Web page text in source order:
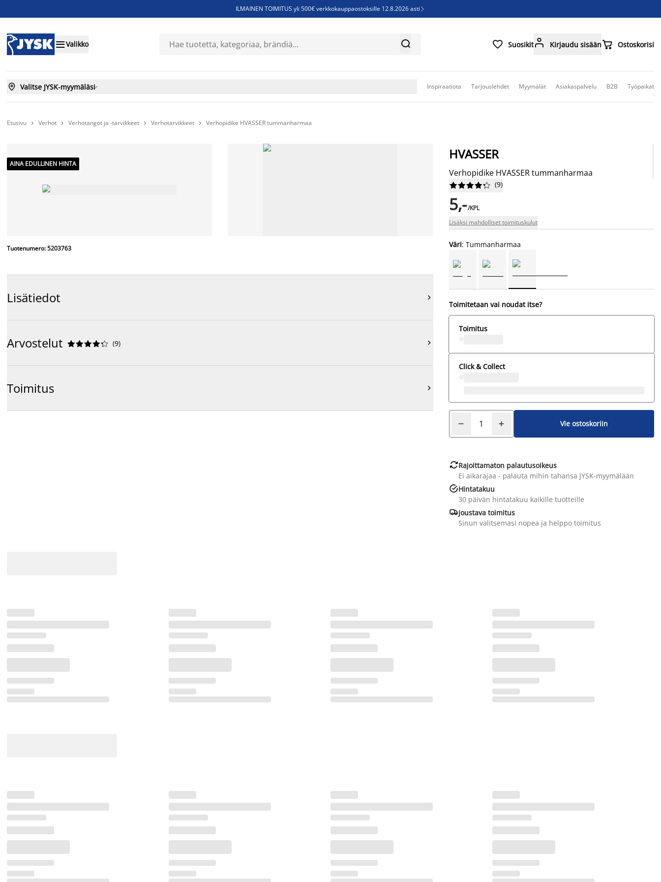
ILMAINEN TOIMITUS yli 500€ verkkokauppaostoksille 12.8.2026 asti 
Sijauspatjoja - Säästä jopa 60%
Valikko   Suosikit Kirjaudu sisään Ostoskorisi
 Valitse JYSK-myymäläsi Inspiraatiota Tarjouslehdet Myymälät Asiakaspalvelu B2B Työpaikat
Etusivu  Verhot  Verhotangot ja -tarvikkeet  Verhotarvikkeet  Verhopidike HVASSER tummanharmaa
AINA EDULLINEN HINTA
Tuotenumero: 5203763
Lisätiedot 
Arvostelut 




 (9) 
Toimitus 
HVASSER
Verhopidike HVASSER tummanharmaa





 (9)
5,-/KPL
Lisäksi mahdolliset toimituskulut
Väri: Tummanharmaa
Toimitetaan vai noudat itse?
Toimitus
Click & Collect
Vie ostoskoriin
Rajoittamaton palautusoikeus
Ei aikarajaa - palauta mihin tahansa JYSK-myymälään
Hintatakuu
30 päivän hintatakuu kaikille tuotteille
Joustava toimitus
Sinun valitsemasi nopea ja helppo toimitus